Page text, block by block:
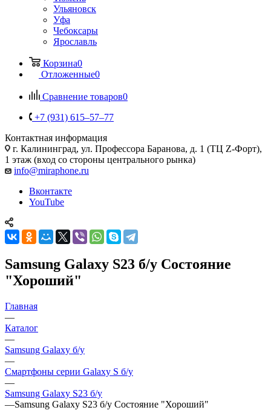
Ульяновск
Уфа
Чебоксары
Ярославль
Корзина0
Отложенные0
Сравнение товаров0
+7 (931) 615‒57‒77
Контактная информация
г. Калининград, ул. Профессора Баранова, д. 1 (ТЦ Z-Форт),
1 этаж (вход со стороны центрального рынка)
info@miraphone.ru
Вконтакте
YouTube
Samsung Galaxy S23 б/у Состояние
"Хороший"
Главная
—
Каталог
—
Samsung Galaxy б/у
—
Смартфоны серии Galaxy S б/у
—
Samsung Galaxy S23 б/у
—Samsung Galaxy S23 б/у Состояние "Хороший"